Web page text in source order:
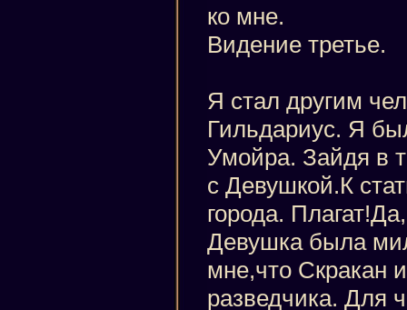
ко мне.
Видение третье.
Я стал другим
Гильдариус. Я
Умойра. Зайдя в
с Девушкой.К
города.
Девушка была
мне,что Скракан
разведчика. Для